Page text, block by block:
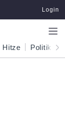
Login
Hitze Politik